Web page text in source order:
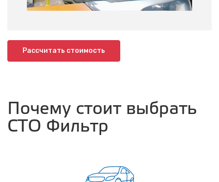
Рассчитать стоимость
Почему стоит выбрать
СТО Фильтр